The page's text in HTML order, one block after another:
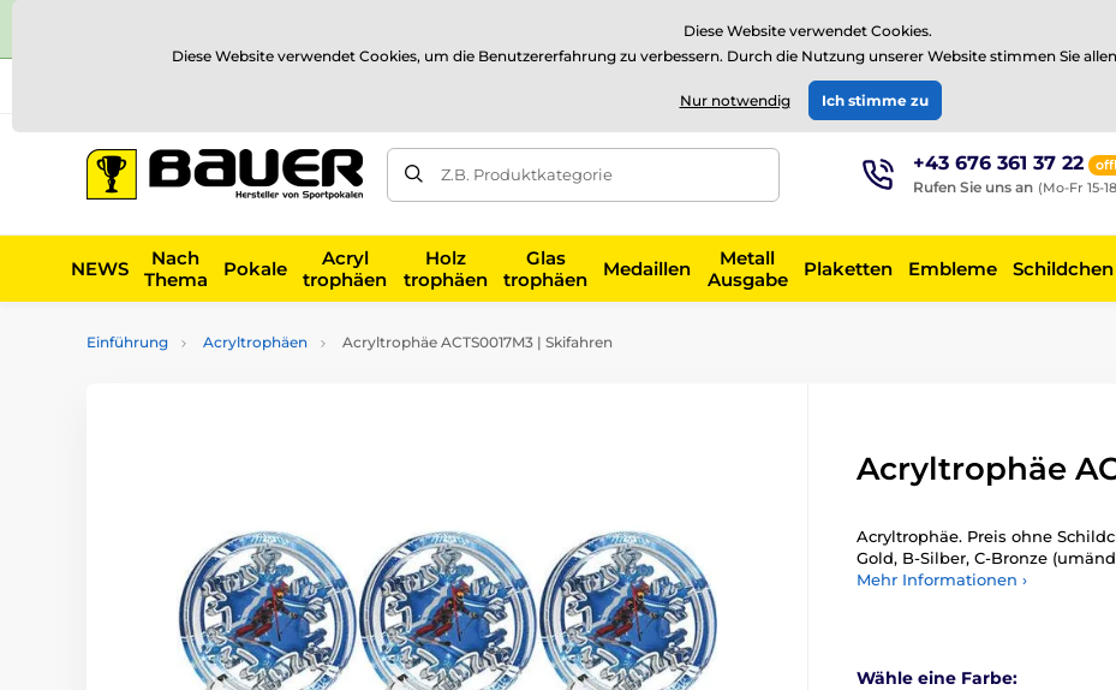
⭐Siehe 504 verifizierte Bewertungen aufTrustpilot
EUR
Z.B. Produktkategorie +43 676 361 37 22
Rufen Sie uns an (Mo-Fr 15-
NEWS
Nach
Thema
Pokale
Acryl
trophäen
Holz
trophäen
Glas
trophäen
Medaillen
Metall
Ausgabe
Plaketten Embleme Schildchen
Einführung Acryltrophäen Acryltrophäe ACTS0017M3 | Skifahren
Acryltrophäe
Acryltrophäe. Preis ohne
Gold, B-Silber, C-Bronze
Mehr Informationen ›
Wähle eine Farbe:
Diese Website verwendet Cookies.
Diese Website verwendet Cookies, um die Benutzererfahrung zu verbessern. Durch die Nutzung unserer Website stimmen Sie
Nur notwendig Ich stimme zu